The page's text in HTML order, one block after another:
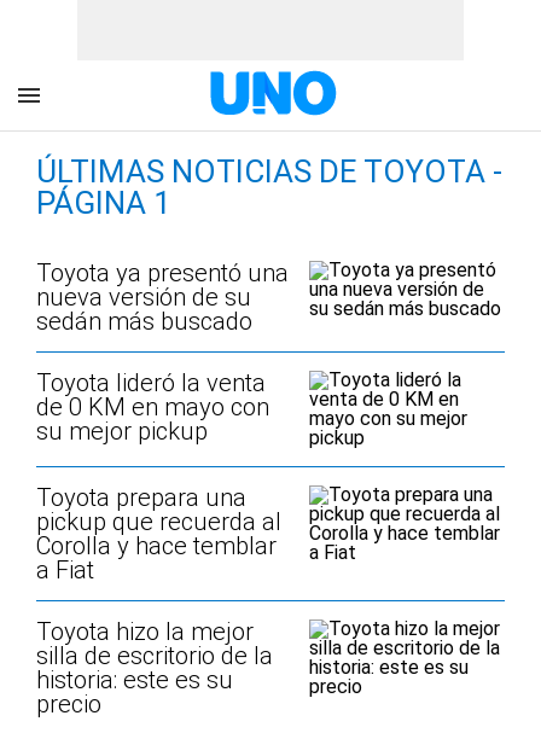
ÚLTIMAS NOTICIAS DE TOYOTA -
PÁGINA 1
Toyota ya presentó una
nueva versión de su
sedán más buscado
Toyota lideró la venta
de 0 KM en mayo con
su mejor pickup
Toyota prepara una
pickup que recuerda al
Corolla y hace temblar
a Fiat
Toyota hizo la mejor
silla de escritorio de la
historia: este es su
precio